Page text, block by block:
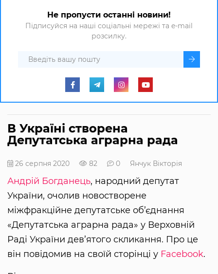
Не пропусти останні новини!
Підписуйся на наші соціальні мережі та e-mail
розсилку.
В Україні створена
Депутатська аграрна рада
26 серпня 2020 82 0 Янчук Вікторія
Андрій Богданець, народний депутат
України, очолив новостворене
міжфракційне депутатське об’єднання
«Депутатська аграрна рада» у Верховній
Раді України дев’ятого скликання. Про це
він повідомив на своїй сторінці у Facebook.